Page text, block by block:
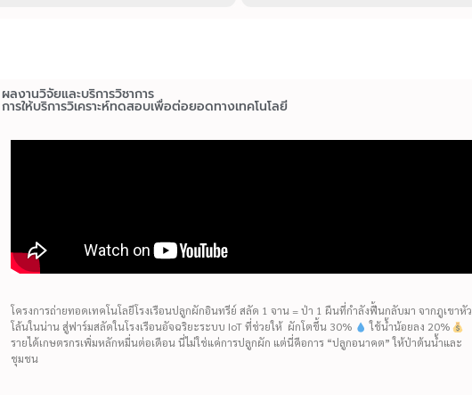
ผลงานวิจัยและบริการวิชาการ
การให้บริการวิเคราะห์ทดสอบเพื่อต่อยอดทางเทคโนโลยี
โครงการถ่ายทอดเทคโนโลยีโรงเรือนปลูกผักอินทรีย์ สลัด 1 จาน = ป่า 1 ผืนที่กำลังฟื้นกลับมา จากภูเขาหัว
โล้นในน่าน สู่ฟาร์มสลัดในโรงเรือนอัจฉริยะระบบ IoT ที่ช่วยให้ ผักโตขึ้น 30%
ใช้น้ำน้อยลง 20%
รายได้เกษตรกรเพิ่มหลักหมื่นต่อเดือน นี่ไม่ใช่แค่การปลูกผัก แต่นี่คือการ “ปลูกอนาคต” ให้ป่าต้นน้ำและ
ชุมชน